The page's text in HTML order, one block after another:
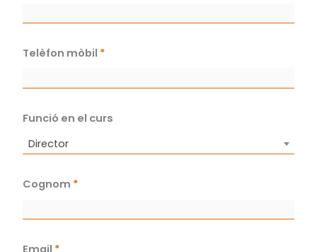
Telèfon mòbil *
Funció en el curs
Director
Cognom *
Email *